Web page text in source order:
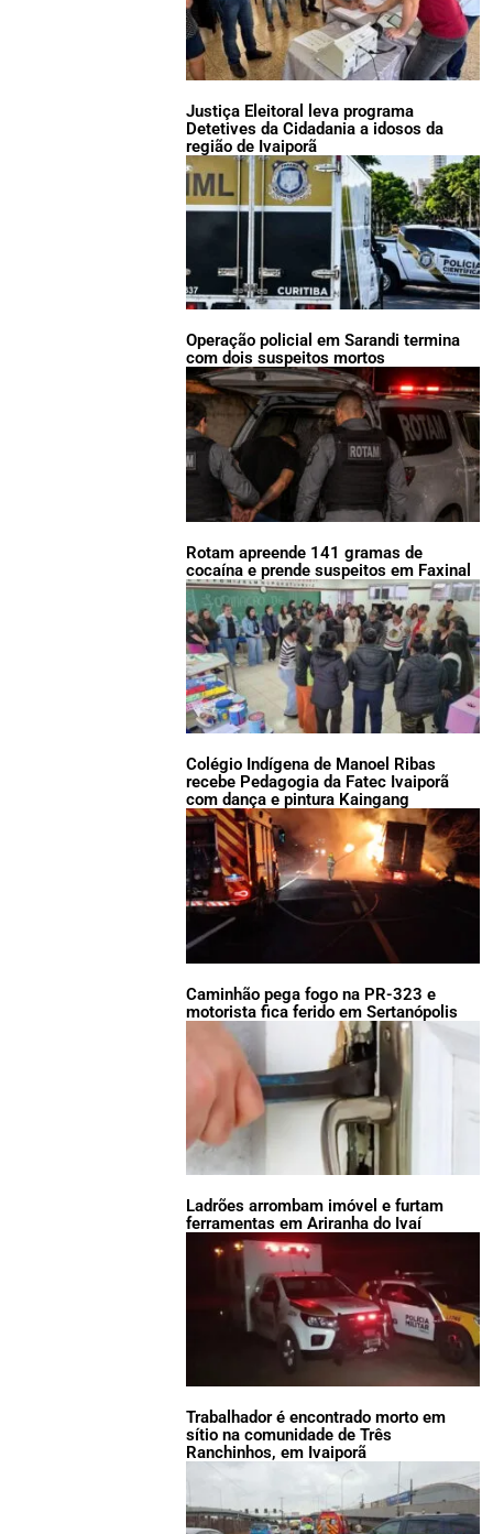
Justiça Eleitoral leva programa
Detetives da Cidadania a idosos da
região de Ivaiporã
Operação policial em Sarandi termina
com dois suspeitos mortos
Rotam apreende 141 gramas de
cocaína e prende suspeitos em Faxinal
Colégio Indígena de Manoel Ribas
recebe Pedagogia da Fatec Ivaiporã
com dança e pintura Kaingang
Caminhão pega fogo na PR-323 e
motorista fica ferido em Sertanópolis
Ladrões arrombam imóvel e furtam
ferramentas em Ariranha do Ivaí
Trabalhador é encontrado morto em
sítio na comunidade de Três
Ranchinhos, em Ivaiporã